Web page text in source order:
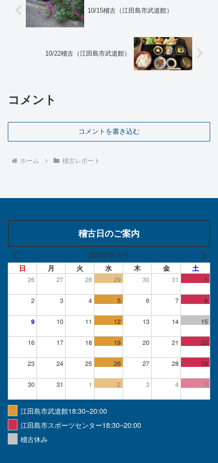
10/15稽古（江田島市武道館）
10/22稽古（江田島市武道館）
コメント
コメントを書き込む
ホーム 稽古レポート
稽古日のご案内
2026年 8月
日 月 火 水 木 金 土
26 27 28 29 30 31 1
2 3 4 5 6 7 8
9 10 11 12 13 14 15
16 17 18 19 20 21 22
23 24 25 26 27 28 29
30 31 1 2 3 4 5
江田島市武道館18:30~20:00
江田島市スポーツセンター18:30~20:00
稽古休み